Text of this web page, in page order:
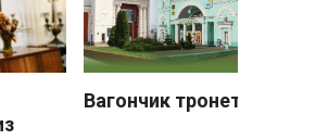
Вагончик тронется